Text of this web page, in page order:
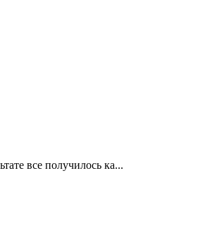
все получилось ка...